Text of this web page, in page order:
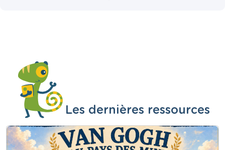
Les dernières ressources